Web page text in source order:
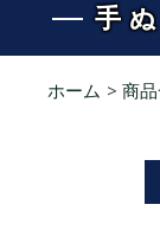
手
ホーム > 商